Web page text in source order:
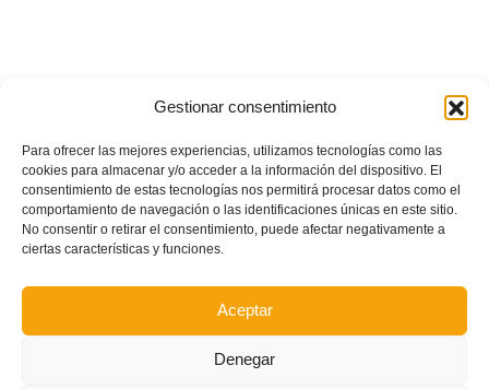
Gestionar consentimiento
Para ofrecer las mejores experiencias, utilizamos tecnologías como las
cookies para almacenar y/o acceder a la información del dispositivo. El
consentimiento de estas tecnologías nos permitirá procesar datos como el
comportamiento de navegación o las identificaciones únicas en este sitio.
No consentir o retirar el consentimiento, puede afectar negativamente a
ciertas características y funciones.
Aceptar
Denegar